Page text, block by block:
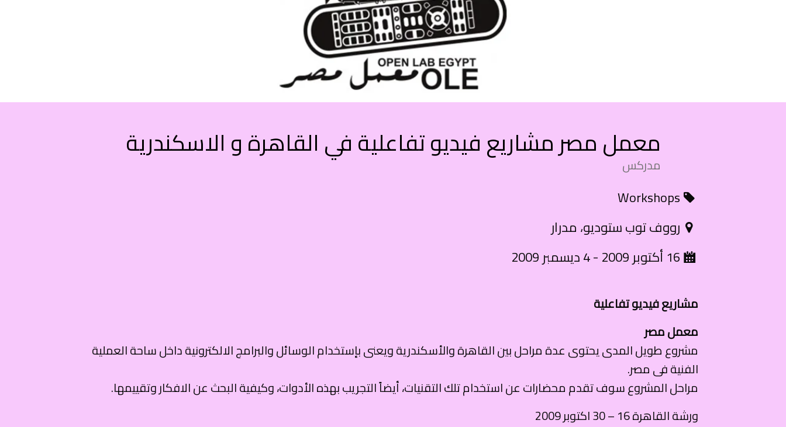
معمل مصر مشاريع فيديو تفاعلية في القاهرة و الاسكندرية
مدركس
Workshops
رووف توب ستوديو، مدرار
16 أكتوبر 2009 - 4 ديسمبر 2009
مشاريع فيديو تفاعلية
معمل مصر
مشروع طويل المدى يحتوى عدة مراحل بين القاهرة والأسكندرية ويعنى بإستخدام الوسائل والبرامج الالكترونية داخل ساحة العملية
الفنية فى مصر.
مراحل المشروع سوف تقدم محضارات عن استخدام تلك التقنيات، أيضاً التجريب بهذه الأدوات، وكيفية البحث عن الافكار وتقييمها.
ورشة القاهرة 16 – 30 اكتوبر 2009